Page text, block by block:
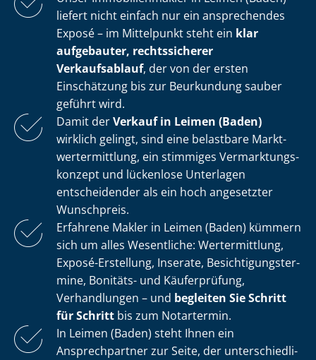
liefert nicht einfach nur ein ansprechendes
Exposé – im Mittelpunkt steht ein klar
aufgebauter, rechtssicherer
Verkaufsablauf, der von der ersten
Einschätzung bis zur Beurkundung sauber
geführt wird.
Damit derVerkauf in Leimen (Baden)
wirklich gelingt, sind eine belastbare Markt­
wert­ermitt­lung, ein stimmiges Ver­mark­tungs­
kon­zept und lückenlose Unterlagen
entscheidender als ein hoch angesetzter
Wunschpreis.
Erfahrene Makler in Leimen (Baden) kümmern
sich um alles Wesentliche: Wertermittlung,
Exposé-Erstellung, Inserate, Be­sich­ti­gungs­ter­
mi­ne, Bonitäts- und Käuferprüfung,
Verhandlungen – und begleiten Sie Schritt
für Schritt bis zum Notartermin.
In Leimen (Baden) steht Ihnen ein
Ansprechpartner zur Seite, der un­ter­schied­li­